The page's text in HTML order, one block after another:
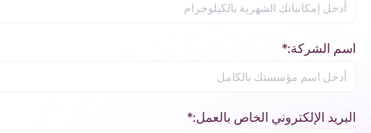
اسم الشركة:*
البريد الإلكتروني الخاص بالعمل:*